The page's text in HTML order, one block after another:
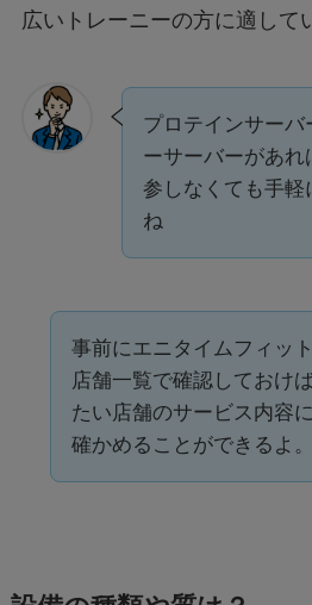
広いトレーニーの方に適して
プロテインサーバ
ーサーバーがあれ
参しなくても手
ね
事前にエニタイムフィッ
店舗一覧で確認しておけ
たい店舗のサービス内容
確かめることができるよ。